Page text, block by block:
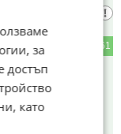
61
за
достъп
като